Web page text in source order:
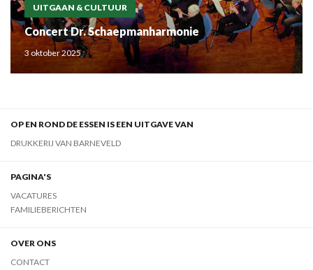
UITGAAN & CULTUUR
Concert Dr. Schaepmanharmonie
3 oktober 2025
OP EN ROND DE ESSEN IS EEN UITGAVE VAN
DRUKKERIJ VAN BARNEVELD
PAGINA'S
VACATURES
FAMILIEBERICHTEN
OVER ONS
CONTACT